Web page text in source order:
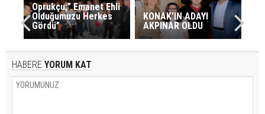
Oprukçu;” Emanet Ehli
Olduğumuzu Herkes
Gördü”
KONAK'IN ADAYI
AKPINAR OLDU
HABERE YORUM KAT